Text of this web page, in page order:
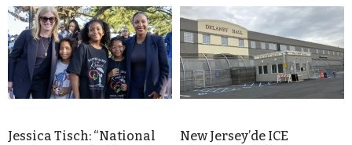
Jessica Tisch: “National
New Jersey’de ICE